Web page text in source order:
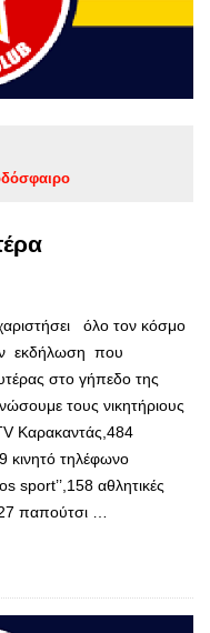
όλο τον κόσμο
εκδήλωση που
στο γήπεδο της
τους νικητήριους
Καρακαντάς,484
κινητό τηλέφωνο
sport’’,158 αθλητικές
παπούτσι …